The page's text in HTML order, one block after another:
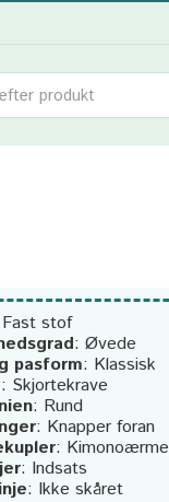
Fast stof
: Øvede
pasform: Klassisk
: Skjortekrave
: Rund
: Knapper foran
: Kimonoærme
: Indsats
: Ikke skåret